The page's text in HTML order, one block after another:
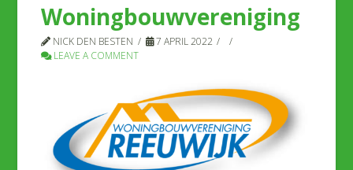
Woningbouwvereniging
NICK DEN BESTEN
7 APRIL 2022
LEAVE A COMMENT